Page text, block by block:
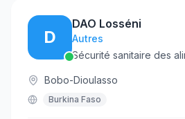
D
DAO Losséni
Autres
Bobo-Dioulasso
Burkina Faso